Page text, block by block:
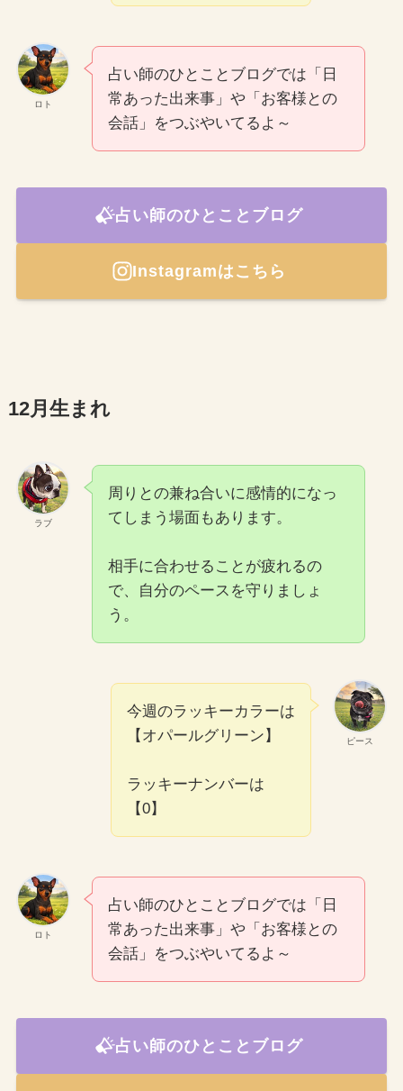
ロト
占い師のひとことブログでは「日
常あった出来事」や「お客様との
会話」をつぶやいてるよ～
占い師のひとことブログ
Instagramはこちら
12月生まれ
ラブ
周りとの兼ね合いに感情的になっ
てしまう場面もあります。
相手に合わせることが疲れるの
で、自分のペースを守りましょ
う。
ピース
今週のラッキーカラーは
【オパールグリーン】
ラッキーナンバーは
【0】
ロト
占い師のひとことブログでは「日
常あった出来事」や「お客様との
会話」をつぶやいてるよ～
占い師のひとことブログ